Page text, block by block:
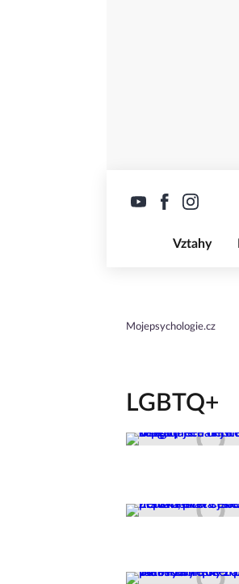
Vztahy
Mojepsychologie.cz
LGBTQ+